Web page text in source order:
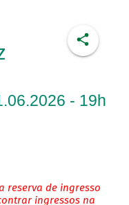
- 19h
reserva de ingresso
ingressos na